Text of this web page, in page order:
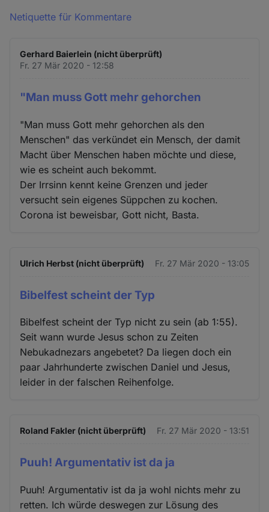
Netiquette für Kommentare
Gerhard Baierlein (nicht überprüft)
Fr. 27 Mär 2020 - 12:58
"Man muss Gott mehr gehorchen
"Man muss Gott mehr gehorchen als den
Menschen" das verkündet ein Mensch, der damit
Macht über Menschen haben möchte und diese,
wie es scheint auch bekommt.
Der Irrsinn kennt keine Grenzen und jeder
versucht sein eigenes Süppchen zu kochen.
Corona ist beweisbar, Gott nicht, Basta.
Ulrich Herbst (nicht überprüft) Fr. 27 Mär 2020 - 13:05
Bibelfest scheint der Typ
Bibelfest scheint der Typ nicht zu sein (ab 1:55).
Seit wann wurde Jesus schon zu Zeiten
Nebukadnezars angebetet? Da liegen doch ein
paar Jahrhunderte zwischen Daniel und Jesus,
leider in der falschen Reihenfolge.
Roland Fakler (nicht überprüft) Fr. 27 Mär 2020 - 13:51
Puuh! Argumentativ ist da ja
Puuh! Argumentativ ist da ja wohl nichts mehr zu
retten. Ich würde deswegen zur Lösung des